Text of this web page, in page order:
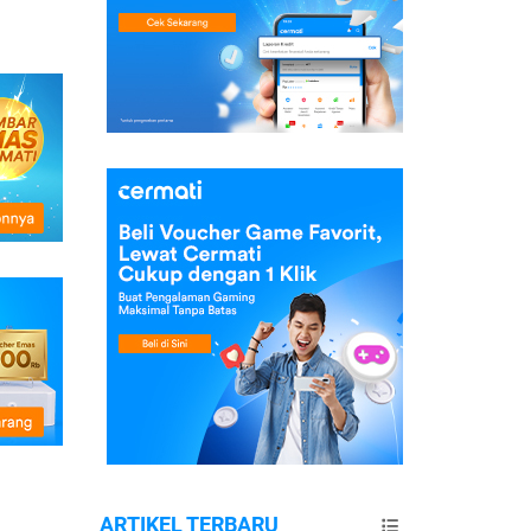
ARTIKEL TERBARU